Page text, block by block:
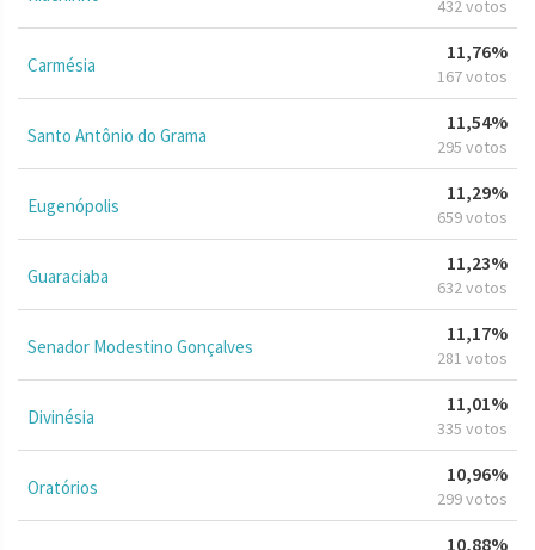
432 votos
Carmésia
11,76%
167 votos
Santo Antônio do Grama
11,54%
295 votos
Eugenópolis
11,29%
659 votos
Guaraciaba
11,23%
632 votos
Senador Modestino Gonçalves
11,17%
281 votos
Divinésia
11,01%
335 votos
Oratórios
10,96%
299 votos
10,88%